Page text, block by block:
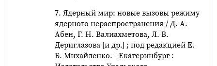
7. Ядерный мир: новые вызовы режиму
ядерного нераспространения / Д. А.
Абен, Г. Н. Валиахметова, Л. В.
Дериглазова [и др.] ; под редакцией Е.
Б. Михайленко. - Екатеринбург :